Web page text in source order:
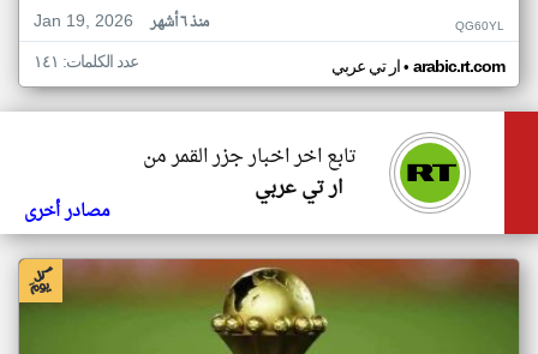
Jan 19, 2026
منذ ٦ أشهر QG60YL
ار تي عربي• arabic.rt.com عدد الكلمات: ١٤١
تابع اخر اخبار جزر القمر من
ار تي عربي
مصادر أخرى